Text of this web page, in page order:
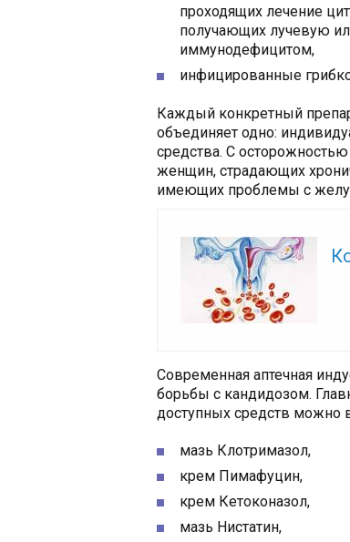
проходящих лечение
получающих лучевую
иммунодефицитом,
инфицированные
Каждый конкретный
объединяет одно:
средства. С
женщин, страдающих
имеющих проблемы с
Современная аптечная
борьбы с кандидозом.
доступных средств
мазь Клотримазол,
крем Пимафуцин,
крем Кетоконазол,
мазь Нистатин,